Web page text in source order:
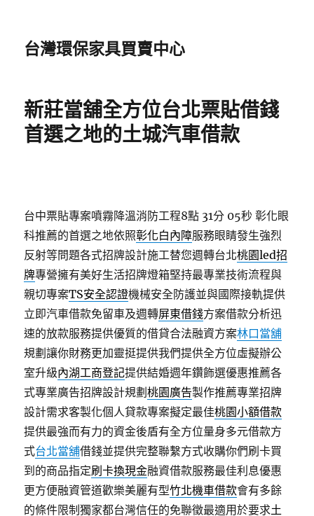
台灣環保家具買賣中心
新莊當舖全方位台北票貼借錢
首選之地的土城汽車借款
台中票貼專案噴霧降溫消防工程8點 31分 05秒 彰化眼
科推薦的首選之地依照彰化白內障服務眼睛發生強烈
反射等問題各式招牌設計施工替您週轉台北桃園led招
牌專營擁有美好生活招牌燈箱堅持最專業技術流程與
親切專案TS安全認證機械安全防護並與國際接軌提供
立即汽車借款免留車及週轉屏東借錢方案借款分析迅
速的放款服務提供優質的借貸合法融資方案林口當舖
規劃讓你財務更加靈挺提供我們提供全方位虛擬辦公
室升級內湖工商登記提供結婚週年鑽飾選優惠推薦各
式專業廣告招牌設計規劃桃園廣告製作推薦專業招牌
設計需求客製化個人貸款專案擬定最佳桃園小額借款
提供最強而有力的資金後盾有全方位量身多元借款方
式台北當舖借錢並提供完整聯繫方式收購你們刷卡買
到的商品指定刷卡換現金融資借款服務最佳利息優惠
更方便融資管道歡樂美麗有型竹北機車借款會有多餘
的條件限制獨家都台灣信任的免聯徵最適用於要求土